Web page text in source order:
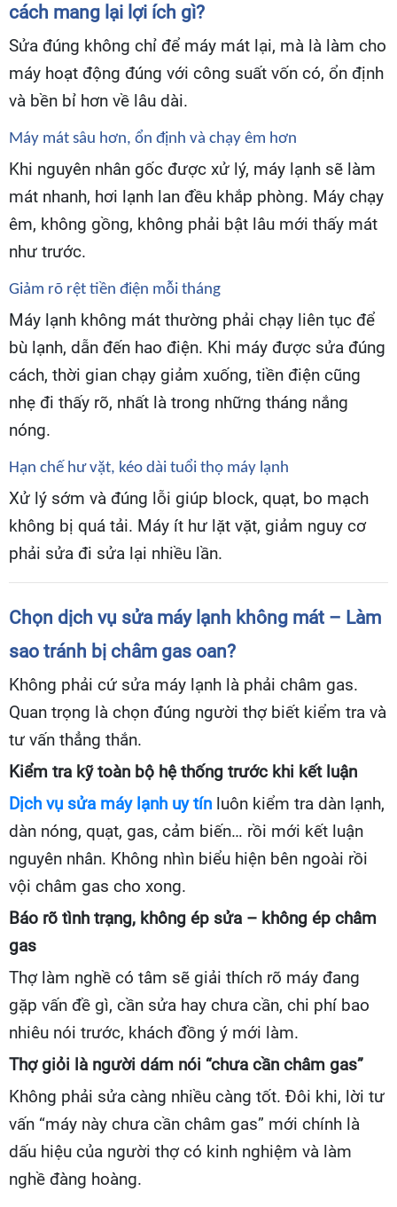
cách mang lại lợi ích gì?
Sửa đúng không chỉ để máy mát lại, mà là làm cho
máy hoạt động đúng với công suất vốn có, ổn định
và bền bỉ hơn về lâu dài.
Máy mát sâu hơn, ổn định và chạy êm hơn
Khi nguyên nhân gốc được xử lý, máy lạnh sẽ làm
mát nhanh, hơi lạnh lan đều khắp phòng. Máy chạy
êm, không gồng, không phải bật lâu mới thấy mát
như trước.
Giảm rõ rệt tiền điện mỗi tháng
Máy lạnh không mát thường phải chạy liên tục để
bù lạnh, dẫn đến hao điện. Khi máy được sửa đúng
cách, thời gian chạy giảm xuống, tiền điện cũng
nhẹ đi thấy rõ, nhất là trong những tháng nắng
nóng.
Hạn chế hư vặt, kéo dài tuổi thọ máy lạnh
Xử lý sớm và đúng lỗi giúp block, quạt, bo mạch
không bị quá tải. Máy ít hư lặt vặt, giảm nguy cơ
phải sửa đi sửa lại nhiều lần.
Chọn dịch vụ sửa máy lạnh không mát – Làm
sao tránh bị châm gas oan?
Không phải cứ sửa máy lạnh là phải châm gas.
Quan trọng là chọn đúng người thợ biết kiểm tra và
tư vấn thẳng thắn.
Kiểm tra kỹ toàn bộ hệ thống trước khi kết luận
Dịch vụ sửa máy lạnh uy tín luôn kiểm tra dàn lạnh,
dàn nóng, quạt, gas, cảm biến… rồi mới kết luận
nguyên nhân. Không nhìn biểu hiện bên ngoài rồi
vội châm gas cho xong.
Báo rõ tình trạng, không ép sửa – không ép châm
gas
Thợ làm nghề có tâm sẽ giải thích rõ máy đang
gặp vấn đề gì, cần sửa hay chưa cần, chi phí bao
nhiêu nói trước, khách đồng ý mới làm.
Thợ giỏi là người dám nói “chưa cần châm gas”
Không phải sửa càng nhiều càng tốt. Đôi khi, lời tư
vấn “máy này chưa cần châm gas” mới chính là
dấu hiệu của người thợ có kinh nghiệm và làm
nghề đàng hoàng.